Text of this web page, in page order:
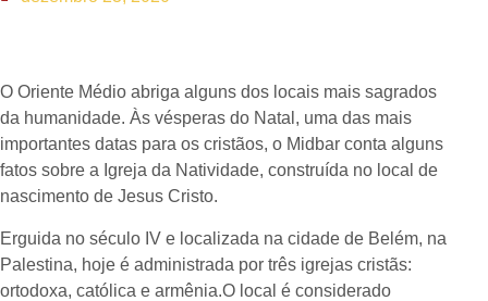
O Oriente Médio abriga alguns dos locais mais sagrados
da humanidade. Às vésperas do Natal, uma das mais
importantes datas para os cristãos, o Midbar conta alguns
fatos sobre a Igreja da Natividade, construída no local de
nascimento de Jesus Cristo.
Erguida no século IV e localizada na cidade de Belém, na
Palestina, hoje é administrada por três igrejas cristãs:
ortodoxa, católica e armênia.O local é considerado